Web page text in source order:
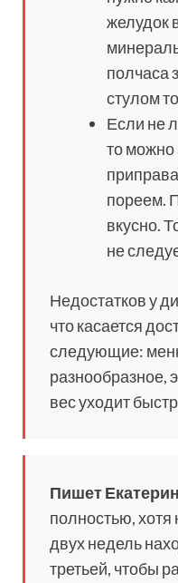
желудок
полчаса
стулом
Если не
то можно
пореем.
вкусно.
не
Недостатков у
что касается
следующие:
разнообразное,
вес уходит
Пишет
полностью,
двух недель
третьей, чтобы